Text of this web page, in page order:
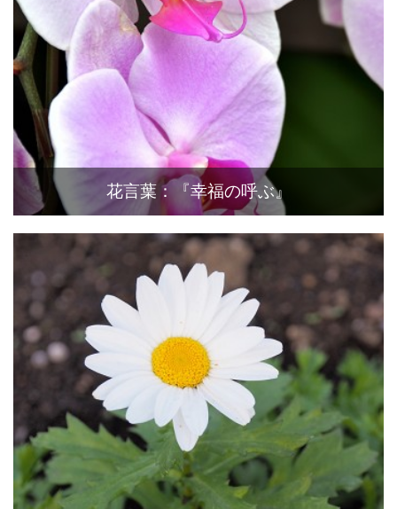
花言葉：『幸福の呼ぶ』